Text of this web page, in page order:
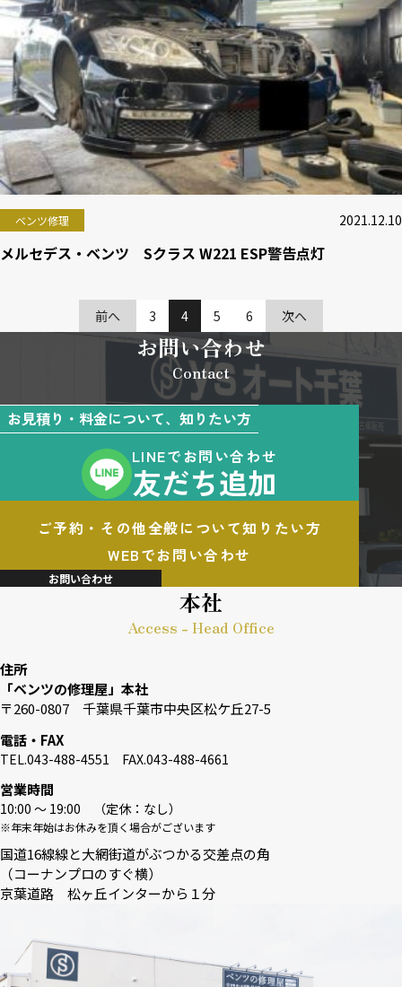
ベンツ修理 2021.12.10
メルセデス・ベンツ Sクラス W221 ESP警告点灯
前へ 3 4 5 6 次へ
お問い合わせ
Contact
お見積り・料金について、知りたい方
LINEでお問い合わせ
友だち追加
ご予約・その他全般について知りたい方
WEBでお問い合わせ
お問い合わせ
本社
Access - Head Office
住所
「ベンツの修理屋」本社
〒260-0807 千葉県千葉市中央区松ケ丘27-5
電話・FAX
TEL.043-488-4551 FAX.043-488-4661
営業時間
10:00 〜 19:00 （定休：なし）
※年末年始はお休みを頂く場合がございます
国道16線線と大網街道がぶつかる交差点の角
（コーナンプロのすぐ横）
京葉道路 松ヶ丘インターから１分